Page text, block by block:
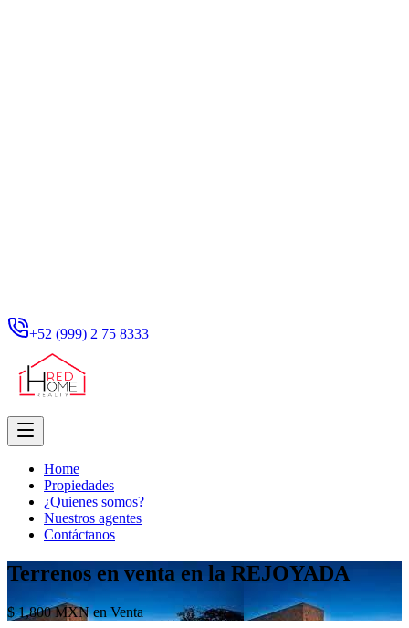
+52 (999) 2 75 8333
Home
Propiedades
¿Quienes somos?
Nuestros agentes
Contáctanos
Terrenos en venta en la REJOYADA
$ 1,800 MXN en Venta